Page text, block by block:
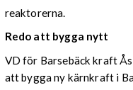
reaktorerna.
Redo att bygga nytt
VD för Barsebäck kraft
att bygga ny kärnkraft i